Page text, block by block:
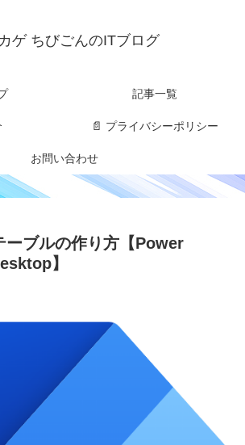
ゲ ちびごんのITブログ
記事一覧
📄 プライバシーポリシー
お問い合わせ
ーブルの作り方【Power
】